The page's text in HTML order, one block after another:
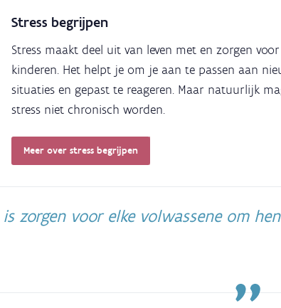
Stress begrijpen
Stress maakt deel uit van leven met en zorgen
kinderen. Het helpt je om je aan te passen aan
situaties en gepast te reageren. Maar natuurlijk
stress niet chronisch worden.
Meer over stress begrijpen
zorgen voor elke volwassene om hen